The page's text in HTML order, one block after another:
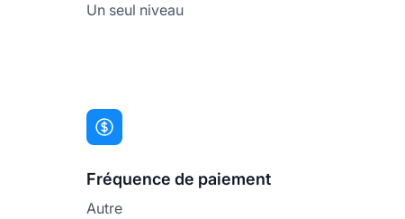
Un seul niveau
Fréquence de paiement
Autre